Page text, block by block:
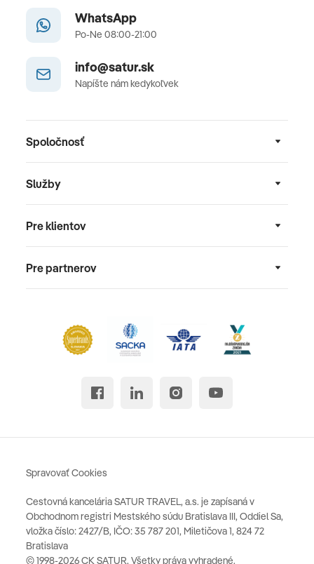
WhatsApp
Po-Ne 08:00-21:00
info@satur.sk
Napíšte nám kedykoľvek
Spoločnosť
Služby
Pre klientov
Pre partnerov
Cestovná kancelária SATUR TRAVEL, a.s. je zapísaná v
Obchodnom registri Mestského súdu Bratislava III, Oddiel Sa,
vložka číslo: 2427/B, IČO: 35 787 201, Miletičova 1, 824 72
Bratislava
© 1998-2026 CK SATUR, Všetky práva vyhradené.
Spravovať Cookies